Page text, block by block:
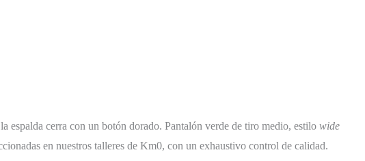
cerra con un botón dorado. Pantalón verde de tiro medio, estilo wide
en nuestros talleres de Km0, con un exhaustivo control de calidad.